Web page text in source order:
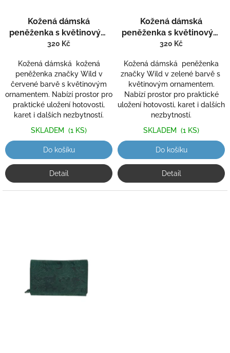
Kožená dámská
peněženka s květinovým
vzorem Wild 605
320 Kč
Kožená dámská kožená
peněženka značky Wild v
červené barvě s květinovým
ornamentem. Nabízí prostor pro
praktické uložení hotovosti,
karet i dalších nezbytností.
SKLADEM (1 KS)
Do košíku
Detail
Kožená dámská
peněženka s květinovým
vzorem Wild 605 -1
320 Kč
Kožená dámská peněženka
značky Wild v zelené barvě s
květinovým ornamentem.
Nabízí prostor pro praktické
uložení hotovosti, karet i dalších
nezbytností.
SKLADEM (1 KS)
Do košíku
Detail